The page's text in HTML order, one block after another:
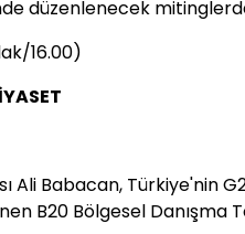
düzenlenecek
16.00)
Ali Babacan, Türkiye'nin
B20 Bölgesel Danışma